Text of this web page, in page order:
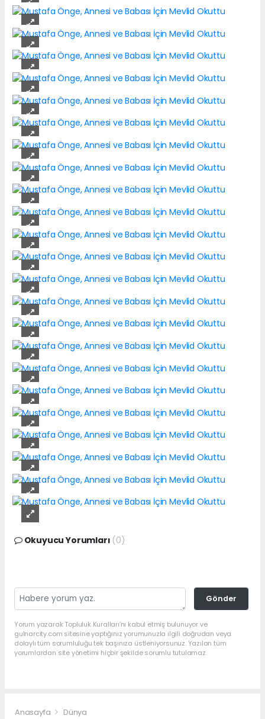
Okuyucu Yorumları (0)
Gönder
Yorum yazarak Topluluk Kuralları’nı kabul etmiş bulunuyor ve
gulnarcity.com sitesine yaptığınız yorumunuzla ilgili doğrudan veya
dolaylı tüm sorumluluğu tek başınıza üstleniyorsunuz. Yazılan tüm
yorumlardan site yönetimi hiçbir şekilde sorumlu tutulamaz.
Anasayfa Dünya